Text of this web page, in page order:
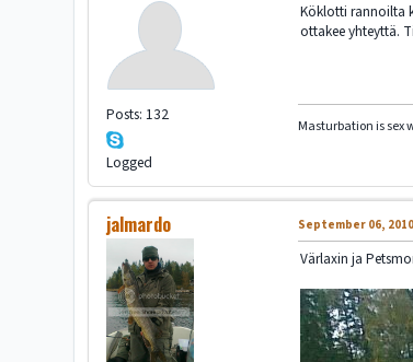
Posts: 132
Logged
Köklotti rannoilta
ottakee yhteyttä.
Masturbation is sex
jalmardo September 06,
Värlaxin ja